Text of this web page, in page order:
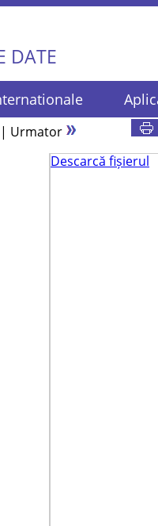
DATE
| Urmator
Descarcă fișierul